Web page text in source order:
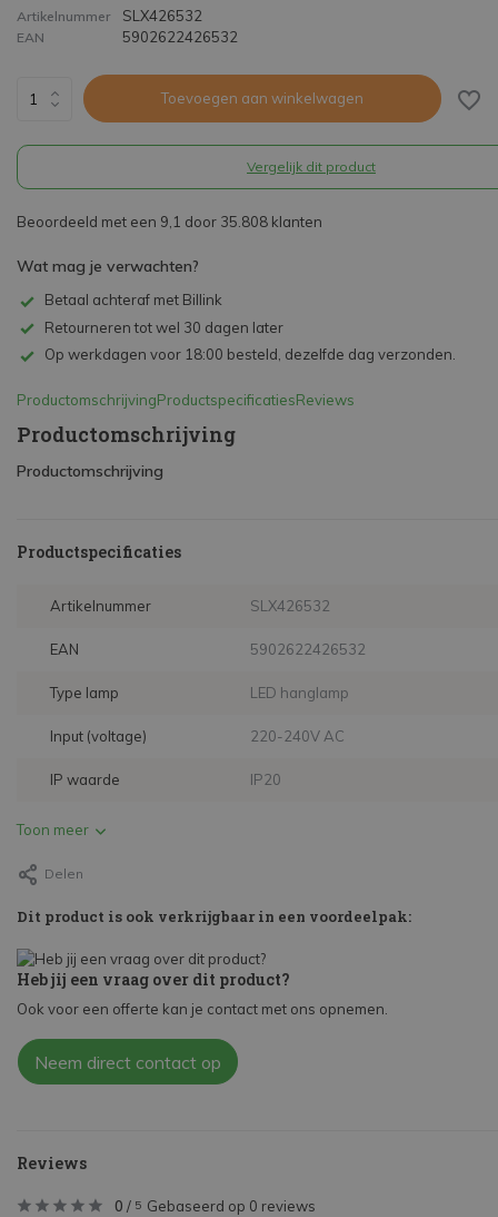
Artikelnummer SLX426532
EAN 5902622426532
Toevoegen aan winkelwagen
Vergelijk dit product
Beoordeeld met een 9,1 door 35.808 klanten
Wat mag je verwachten?
Betaal achteraf met Billink
Retourneren tot wel 30 dagen later
Op werkdagen voor 18:00 besteld, dezelfde dag verzonden.
ProductomschrijvingProductspecificatiesReviews
Productomschrijving
Productomschrijving
Productspecificaties
Artikelnummer SLX426532
EAN 5902622426532
Type lamp LED hanglamp
Input (voltage) 220-240V AC
IP waarde IP20
Toon meer
Delen
Dit product is ook verkrijgbaar in een voordeelpak:
Heb jij een vraag over dit product?
Ook voor een offerte kan je contact met ons opnemen.
Neem direct contact op
Reviews
0 / 5 Gebaseerd op 0 reviews